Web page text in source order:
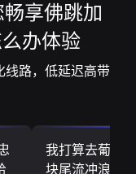
享佛跳加
办体验
线路，低延迟高带
我打算去葡萄
块尾流冲浪板